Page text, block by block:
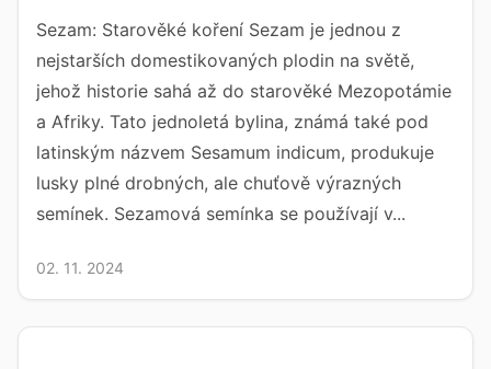
Sezam: Starověké koření Sezam je jednou z
nejstarších domestikovaných plodin na světě,
jehož historie sahá až do starověké Mezopotámie
a Afriky. Tato jednoletá bylina, známá také pod
latinským názvem Sesamum indicum, produkuje
lusky plné drobných, ale chuťově výrazných
semínek. Sezamová semínka se používají v...
02. 11. 2024